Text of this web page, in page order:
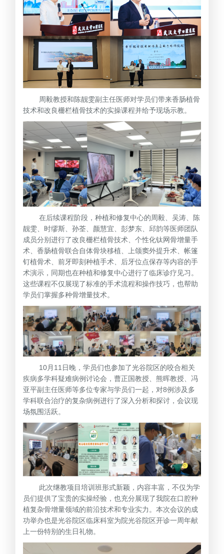
周毅教授和陈靓雯副主任医师对学员们带来香肠植骨
技术和改良栅栏植骨技术的实操课程并给予现场示教。
在后续课程阶段，种植和修复中心的周毅、吴涛、陈
靓雯、时缪斯、孙荃、颜慧宜、彭梦东、邱韵等医师团队
成员分别进行了改良栅栏植骨技术、个性化钛网骨增量手
术、香肠植骨联合自体骨块移植、上颌窦外提升术、帐篷
钉植骨术、前牙即刻种植手术、后牙位点保存等内容的手
术演示，同期也在种植和修复中心进行了临床诊疗见习。
这些课程不仅展现了标准的手术流程和操作技巧，也帮助
学员们掌握多种骨增量技术。
10月11日晚，学员们也参加了光谷院区的咬合相关
疾病多学科疑难病例讨论会，曹正国教授、熊晖教授、冯
亚平副主任医师等多位专家与学员们一起，对8例涉及多
学科联合治疗的复杂病例进行了深入分析和探讨，会议现
场氛围活跃。
此次继教项目培训班形式新颖，内容丰富，不仅为学
员们提供了宝贵的实操经验，也充分展现了我院在口腔种
植复杂骨增量领域的前沿技术和专业实力。本次会议的成
功举办也是光谷院区临床科室为院光谷院区开诊一周年献
上一份特别的生日礼物。